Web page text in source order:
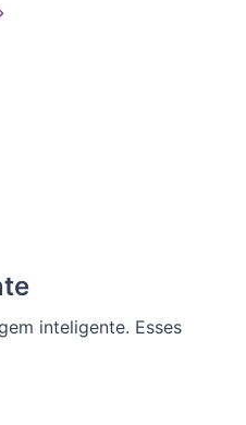
inteligente. Esses